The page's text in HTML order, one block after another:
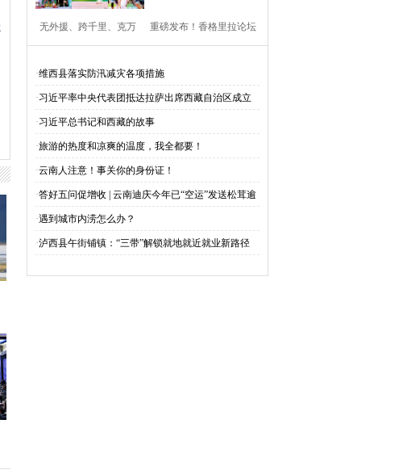
无外援、跨千里、克万
三届“陕西村BA”文旅挑战
赛中创佳绩
重磅发布！香格里拉论坛
学者
·维西县落实防汛减灾各项措施
·习近平率中央代表团抵达拉萨出席西藏自治区成立
60周年庆祝活动
·习近平总书记和西藏的故事
·旅游的热度和凉爽的温度，我全都要！
·云南人注意！事关你的身份证！
·答好五问促增收 | 云南迪庆今年已“空运”发送松茸逾
583吨
·遇到城市内涝怎么办？
·泸西县午街铺镇：“三带”解锁就地就近就业新路径